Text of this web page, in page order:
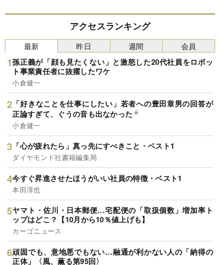
アクセスランキング
最新
孫正義が「顔も見たくない」と激怒した20代社員をロボッ
ト事業責任者に抜擢したワケ
小倉健一
「好きなことを仕事にしたい」若者への豊田章男の回答が
正論すぎて、ぐうの音も出なかった
小倉健一
「心が疲れたら」真っ先にすべきこと・ベスト1
ダイヤモンド社書籍編集局
今すぐ昇進させたほうがいい社員の特徴・ベスト1
本田淳也
ヤマト・佐川・日本郵便…宅配便の「取扱個数」増加率ト
ップはどこ？【10月から10％値上げも】
カーゴニュース
頑固でも、意地悪でもない…融通が利かない人の「納得の
正体」〈風、薫る第95回〉
昨日 週間 会員